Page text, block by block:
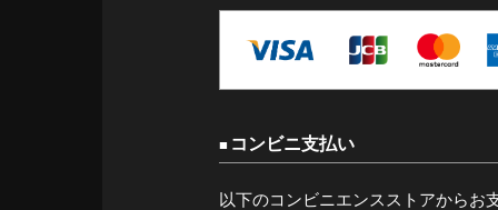
コンビニ支払い
以下のコンビニエンスストアからお